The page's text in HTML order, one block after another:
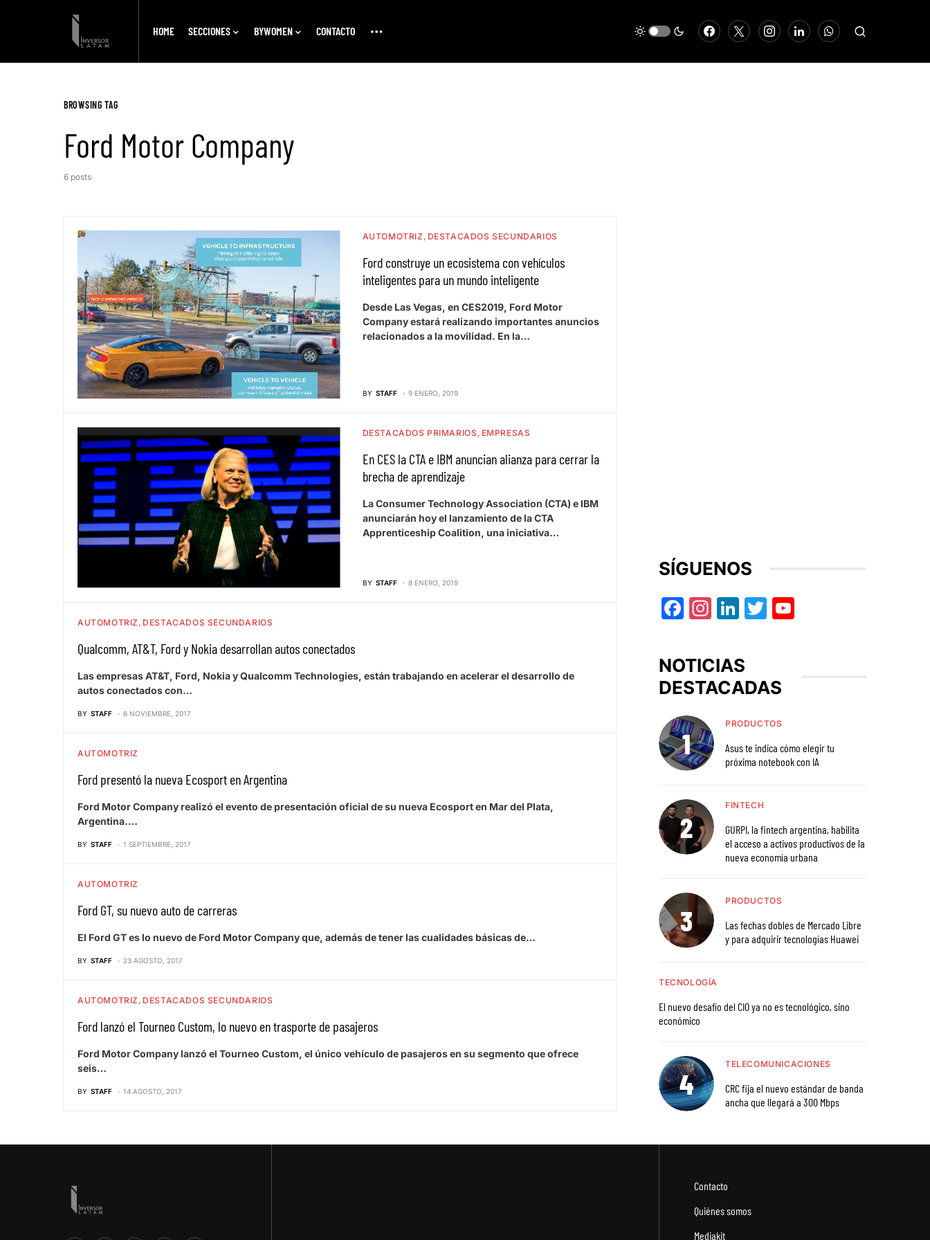
HOME SECCIONES BYWOMEN CONTACTO
BROWSING TAG
Ford Motor Company
6 posts
AUTOMOTRIZ DESTACADOS SECUNDARIOS
Ford construye un ecosistema con vehículos
inteligentes para un mundo inteligente
Desde Las Vegas, en CES2019, Ford Motor
Company estará realizando importantes anuncios
relacionados a la movilidad. En la…
BY STAFF 9 ENERO, 2019
DESTACADOS PRIMARIOS EMPRESAS
En CES la CTA e IBM anuncian alianza para cerrar la
brecha de aprendizaje
La Consumer Technology Association (CTA) e IBM
anunciarán hoy el lanzamiento de la CTA
Apprenticeship Coalition, una iniciativa…
BY STAFF 8 ENERO, 2019
AUTOMOTRIZ DESTACADOS SECUNDARIOS
Qualcomm, AT&T, Ford y Nokia desarrollan autos conectados
Las empresas AT&T, Ford, Nokia y Qualcomm Technologies, están trabajando en acelerar el desarrollo de
autos conectados con…
BY STAFF 6 NOVIEMBRE, 2017
AUTOMOTRIZ
Ford presentó la nueva Ecosport en Argentina
Ford Motor Company realizó el evento de presentación oficial de su nueva Ecosport en Mar del Plata,
Argentina.…
BY STAFF 1 SEPTIEMBRE, 2017
AUTOMOTRIZ
Ford GT, su nuevo auto de carreras
El Ford GT es lo nuevo de Ford Motor Company que, además de tener las cualidades básicas de…
BY STAFF 23 AGOSTO, 2017
AUTOMOTRIZ DESTACADOS SECUNDARIOS
Ford lanzó el Tourneo Custom, lo nuevo en trasporte de pasajeros
Ford Motor Company lanzó el Tourneo Custom, el único vehículo de pasajeros en su segmento que ofrece
seis…
BY STAFF 14 AGOSTO, 2017
SÍGUENOS
Facebook
Instagram
LinkedIn
Twitter
NOTICIAS
DESTACADAS
PRODUCTOS
Asus te indica cómo elegir tu
próxima notebook con IA
FINTECH
GURPI, la fintech argentina, habilita
el acceso a activos productivos de la
nueva economía urbana
PRODUCTOS
Las fechas dobles de Mercado Libre
y para adquirir tecnologías Huawei
TECNOLOGÍA
El nuevo desafío del CIO ya no es tecnológico, sino
económico
TELECOMUNICACIONES
CRC fija el nuevo estándar de banda
ancha que llegará a 300 Mbps
Contacto
Quiénes somos
Mediakit